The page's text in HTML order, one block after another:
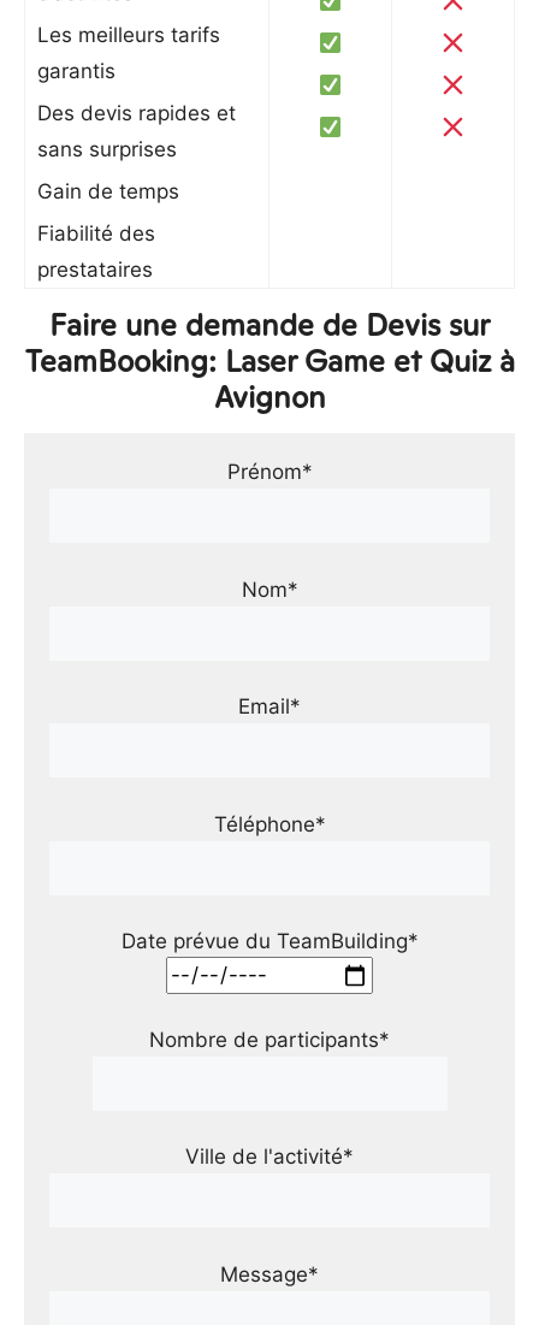
Les meilleurs tarifs
garantis
Des devis rapides et
sans surprises
Gain de temps
Fiabilité des
prestataires
Faire une demande de Devis sur
TeamBooking: Laser Game et Quiz à
Avignon
Prénom*
Nom*
Email*
Téléphone*
Date prévue du TeamBuilding*
Nombre de participants*
Ville de l'activité*
Message*